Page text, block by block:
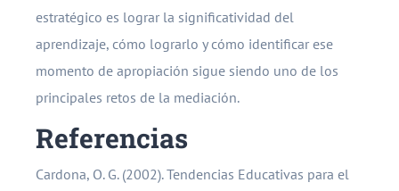
estratégico es lograr la significatividad del
aprendizaje, cómo lograrlo y cómo identificar ese
momento de apropiación sigue siendo uno de los
principales retos de la mediación.
Referencias
Cardona, O. G. (2002). Tendencias Educativas para el